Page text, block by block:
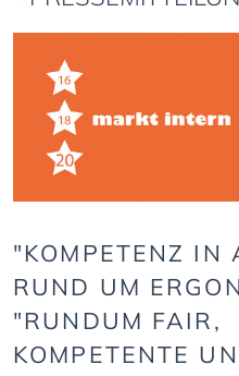
"KOMPETENZ IN
RUND UM
"RUNDUM FAIR,
KOMPETENTE